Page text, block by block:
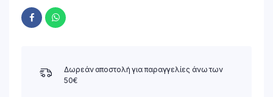
Δωρεάν αποστολή για παραγγελίες άνω των
50€